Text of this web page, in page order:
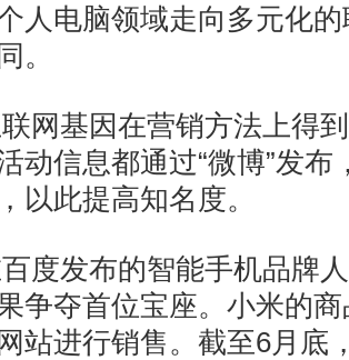
人电脑领域走向多元化
。
网基因在营销方法上得
动信息都通过“微博”发
以此提高知名度。
度发布的智能手机品牌
争夺首位宝座。小米的
站进行销售。截至6月底